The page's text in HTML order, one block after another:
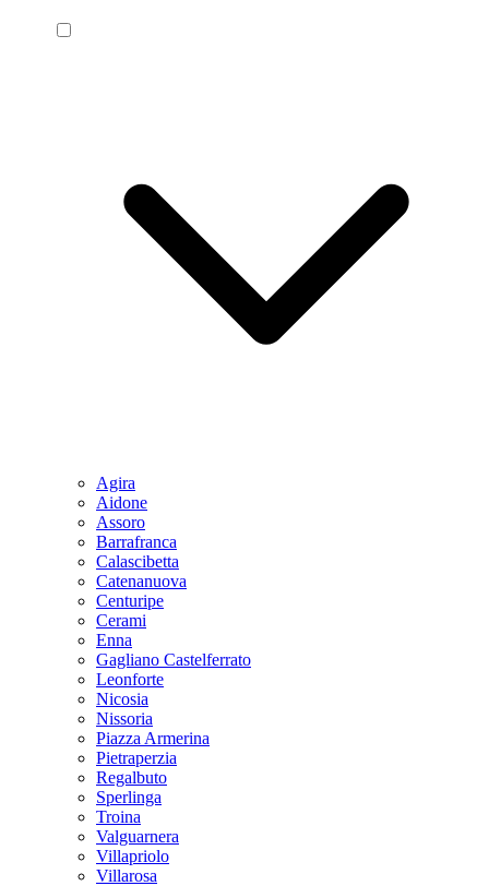
Agira
Aidone
Assoro
Barrafranca
Calascibetta
Catenanuova
Centuripe
Cerami
Enna
Gagliano Castelferrato
Leonforte
Nicosia
Nissoria
Piazza Armerina
Pietraperzia
Regalbuto
Sperlinga
Troina
Valguarnera
Villapriolo
Villarosa